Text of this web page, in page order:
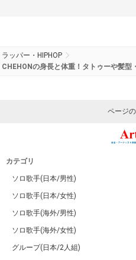
ラッパー・HIPHOP
CHEHONの身長と体重！タトゥーや髪型
ページ
カテゴリ
ソロ歌手(日本/男性)
ソロ歌手(日本/女性)
ソロ歌手(海外/男性)
ソロ歌手(海外/女性)
グループ(日本/2人組)